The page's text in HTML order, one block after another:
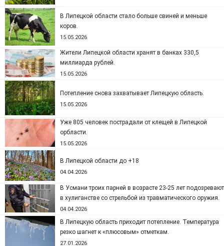
В Липецкой области стало больше свиней и меньше
коров.
15.05.2026
Жители Липецкой области хранят в банках 330,5
миллиарда рублей.
15.05.2026
Потепление снова захватывает Липецкую область.
15.05.2026
Уже 805 человек пострадали от клещей в Липецкой
орбласти.
15.05.2026
В Липецкой области до +18
04.04.2026
В Усмани троих парней в возрасте 23-25 лет подозревают
в хулиганстве со стрельбой из травматического оружия.
04.04.2026
В Липецкую область приходит потепление. Температура
резко шагнет к «плюсовым» отметкам.
27.01.2026